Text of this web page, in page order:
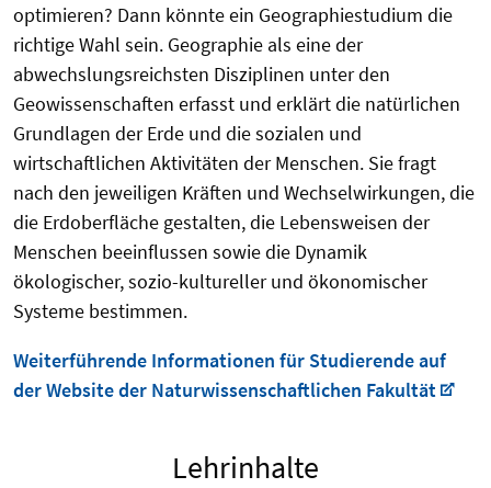
optimieren? Dann könnte ein Geographiestudium die
richtige Wahl sein. Geographie als eine der
abwechslungsreichsten Disziplinen unter den
Geowissenschaften erfasst und erklärt die natürlichen
Grundlagen der Erde und die sozialen und
wirtschaftlichen Aktivitäten der Menschen. Sie fragt
nach den jeweiligen Kräften und Wechselwirkungen, die
die Erdoberfläche gestalten, die Lebensweisen der
Menschen beeinflussen sowie die Dynamik
ökologischer, sozio-kultureller und ökonomischer
Systeme bestimmen.
Weiterführende Informationen für Studierende auf
der Website der Naturwissenschaftlichen Fakultät
Lehrinhalte